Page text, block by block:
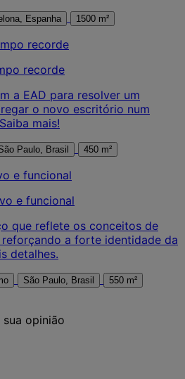
Barcelona, Espanha 1500 m²
recorde
a EAD para resolver um
o novo escritório num
mais!
São Paulo, Brasil 450 m²
e funcional
que reflete os conceitos de
a forte identidade da
detalhes.
São Paulo, Brasil 550 m²
opinião